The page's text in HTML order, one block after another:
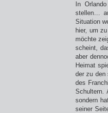
In
stellen…
Situation
hier, um
möchte
scheint,
aber
Heimat
der zu den
des
Schultern.
sondern
seiner